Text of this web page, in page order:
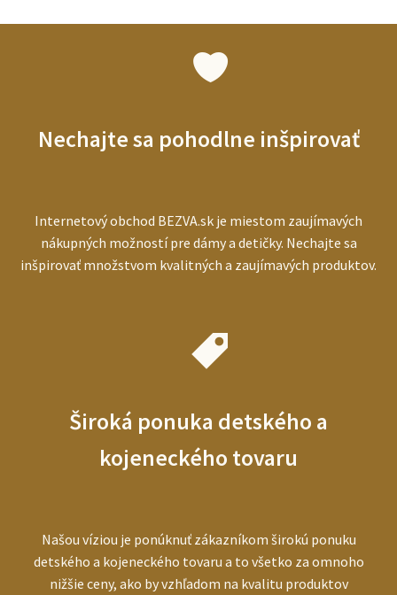
ľudí
Nechajte sa pohodlne inšpirovať
Internetový obchod BEZVA.sk je miestom zaujímavých
nákupných možností pre dámy a detičky. Nechajte sa
inšpirovať množstvom kvalitných a zaujímavých produktov.
Široká ponuka detského a
kojeneckého tovaru
Našou víziou je ponúknuť zákazníkom širokú ponuku
detského a kojeneckého tovaru a to všetko za omnoho
nižšie ceny, ako by vzhľadom na kvalitu produktov